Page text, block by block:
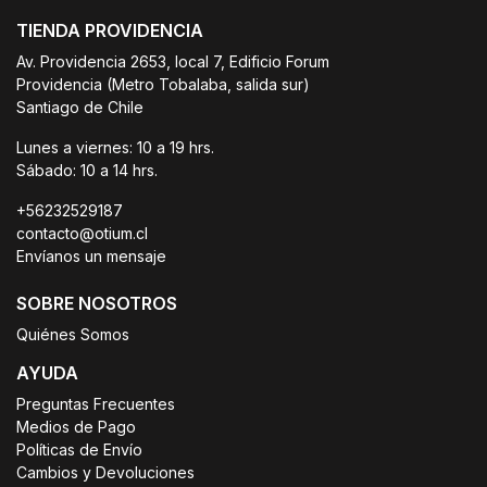
TIENDA PROVIDENCIA
Av. Providencia 2653, local 7, Edificio Forum
Providencia (Metro Tobalaba, salida sur)
Santiago de Chile
Lunes a viernes: 10 a 19 hrs.
Sábado: 10 a 14 hrs.
+56232529187
contacto@otium.cl
Envíanos un mensaje
SOBRE NOSOTROS
Quiénes Somos
AYUDA
Preguntas Frecuentes
Medios de Pago
Políticas de Envío
Cambios y Devoluciones